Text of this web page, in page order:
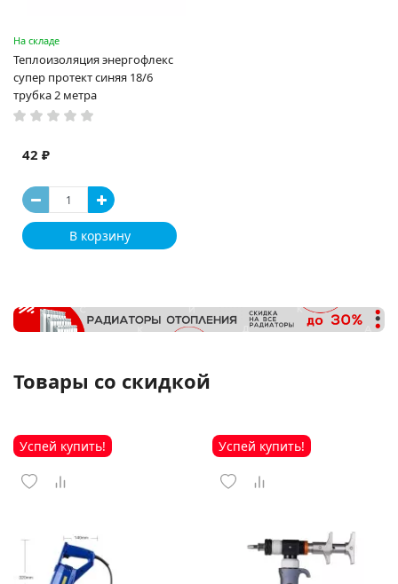
На складе
Теплоизоляция энергофлекс
супер протект синяя 18/6
трубка 2 метра
42 ₽
В корзину
Товары со скидкой
Успей купить! Успей купить!